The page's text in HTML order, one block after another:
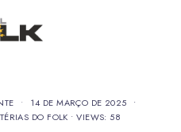
• 14 DE MARÇO DE 2025
•
DO FOLK •VIEWS: 58